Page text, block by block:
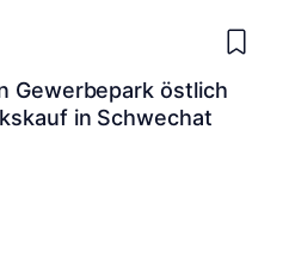
Gewerbepark östlich
in Schwechat